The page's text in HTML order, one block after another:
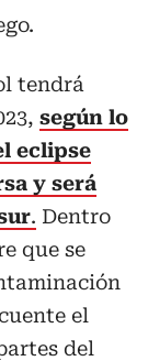
tendrá
según lo
eclipse
y será
. Dentro
que se
el
del